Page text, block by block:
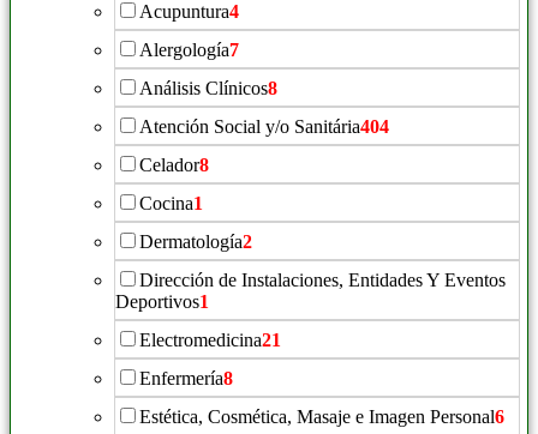
Acupuntura4
Alergología7
Análisis Clínicos8
Atención Social y/o Sanitária404
Celador8
Cocina1
Dermatología2
Dirección de Instalaciones, Entidades Y Eventos
Deportivos1
Electromedicina21
Enfermería8
Estética, Cosmética, Masaje e Imagen Personal6